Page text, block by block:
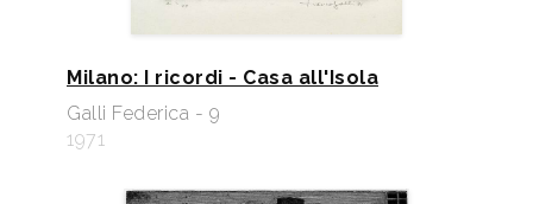
Milano: I ricordi - Casa all'Isola
Galli Federica - 9
1971